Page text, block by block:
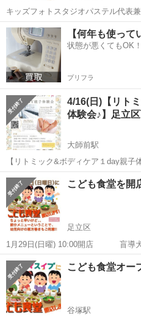
キッズフォトスタジオパステル代表
す、村上と申します。 当社は元保育
張写真撮影専門店として、東京都練
す。 今週末と来週末の2日間、...
東京 足立区 舎人公園駅
【何年も使っ
状態が悪くてもOK
プリフラ
4/16(日)【リト
体験会♪】足立
大師前駅
【リトミック&ボディケア１day親子体験会】 0歳～6歳の
に 足立区西新井で1day親子体験会を開催します。
る40分の間で2つの体験が出来ます♪
はお祭りも開...
東京 大師前駅 育
こども食堂を開
足立区
1月29日(日曜) 10:00開店 盲導犬
劇[少し英語](仮) 「知らな
東京 足立区 育児 こども
こども食堂オー
谷塚駅